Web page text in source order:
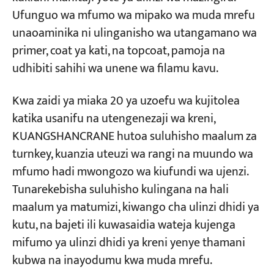
Ufunguo wa mfumo wa mipako wa muda mrefu
unaoaminika ni ulinganisho wa utangamano wa
primer, coat ya kati, na topcoat, pamoja na
udhibiti sahihi wa unene wa filamu kavu.
Kwa zaidi ya miaka 20 ya uzoefu wa kujitolea
katika usanifu na utengenezaji wa kreni,
KUANGSHANCRANE hutoa suluhisho maalum za
turnkey, kuanzia uteuzi wa rangi na muundo wa
mfumo hadi mwongozo wa kiufundi wa ujenzi.
Tunarekebisha suluhisho kulingana na hali
maalum ya matumizi, kiwango cha ulinzi dhidi ya
kutu, na bajeti ili kuwasaidia wateja kujenga
mifumo ya ulinzi dhidi ya kreni yenye thamani
kubwa na inayodumu kwa muda mrefu.